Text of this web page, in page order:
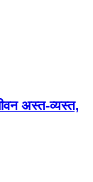
अस्त-व्यस्त,